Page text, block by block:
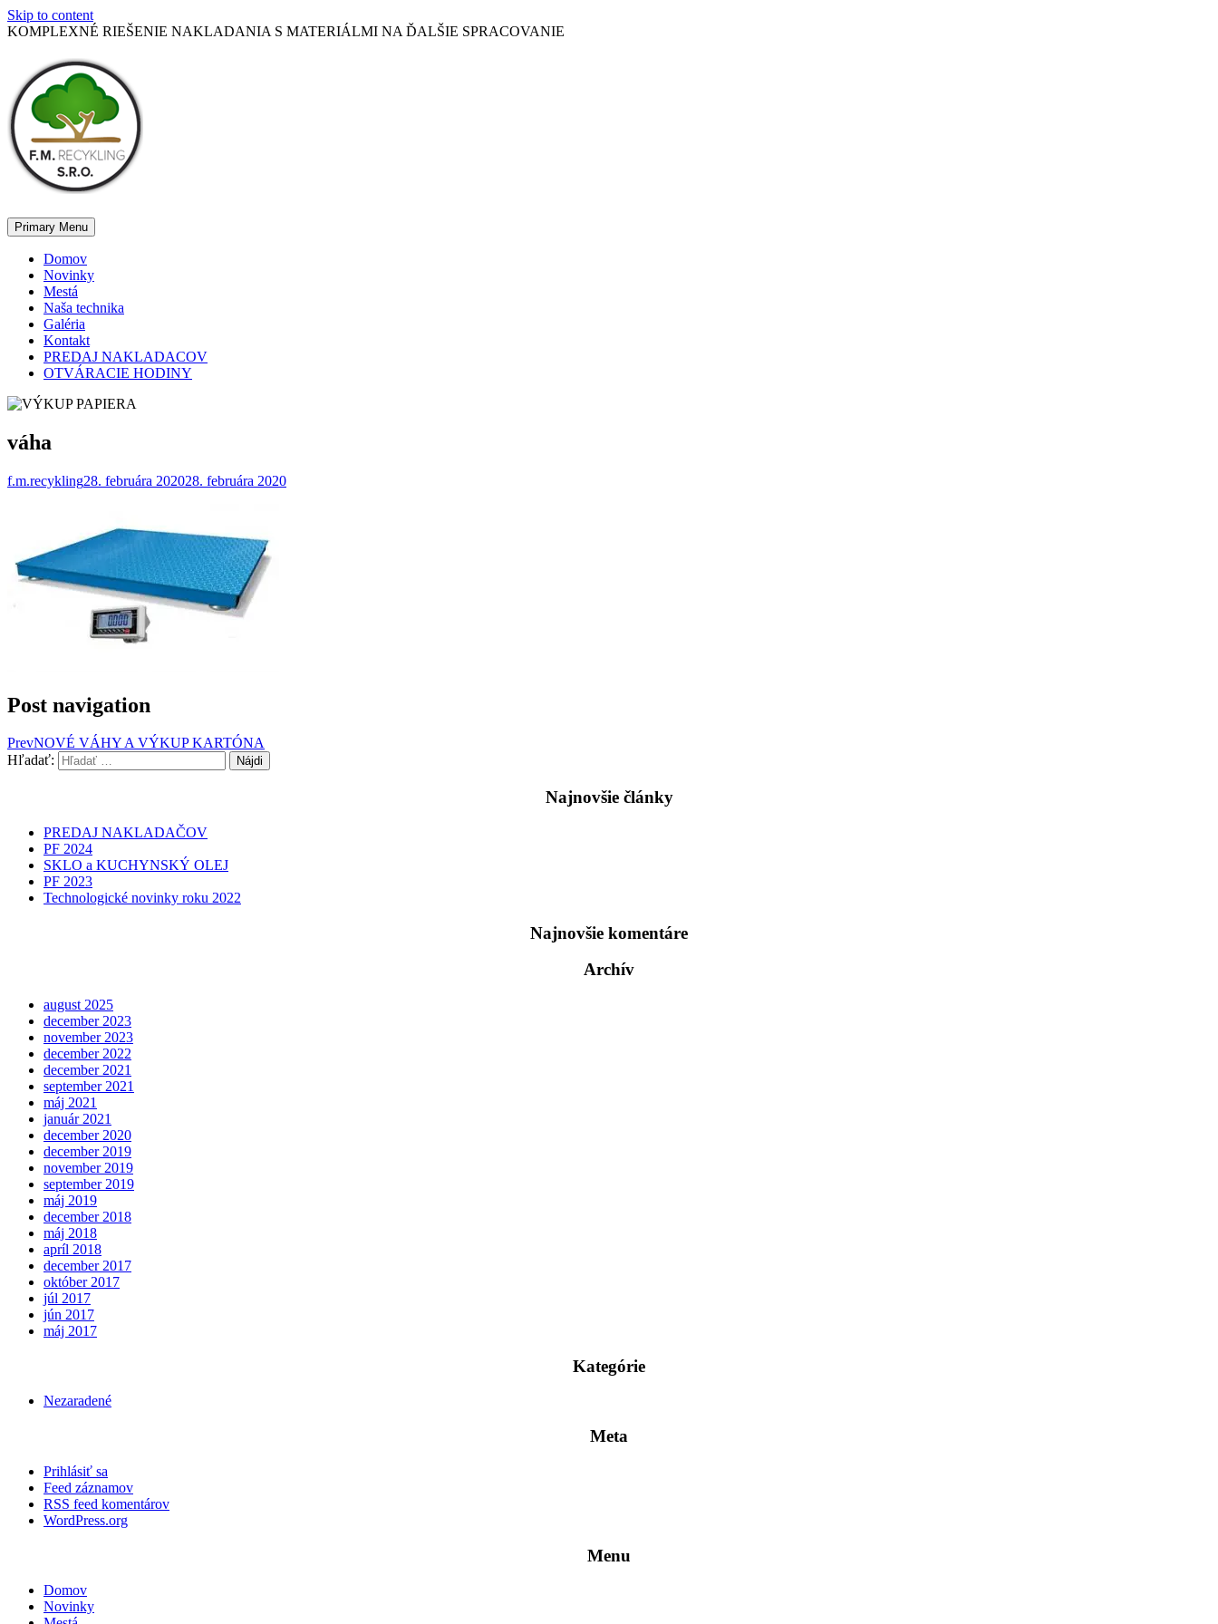
Skip to content
KOMPLEXNÉ RIEŠENIE NAKLADANIA S MATERIÁLMI NA ĎALŠIE SPRACOVANIE
Primary Menu
Domov
Novinky
Mestá
Naša technika
Galéria
Kontakt
PREDAJ NAKLADACOV
OTVÁRACIE HODINY
váha
f.m.recykling28. februára 202028. februára 2020
Post navigation
PrevNOVÉ VÁHY A VÝKUP KARTÓNA
Hľadať:
Najnovšie články
PREDAJ NAKLADAČOV
PF 2024
SKLO a KUCHYNSKÝ OLEJ
PF 2023
Technologické novinky roku 2022
Najnovšie komentáre
Archív
august 2025
december 2023
november 2023
december 2022
december 2021
september 2021
máj 2021
január 2021
december 2020
december 2019
november 2019
september 2019
máj 2019
december 2018
máj 2018
apríl 2018
december 2017
október 2017
júl 2017
jún 2017
máj 2017
Kategórie
Nezaradené
Meta
Prihlásiť sa
Feed záznamov
RSS feed komentárov
WordPress.org
Menu
Domov
Novinky